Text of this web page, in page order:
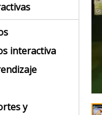
interactiva
y